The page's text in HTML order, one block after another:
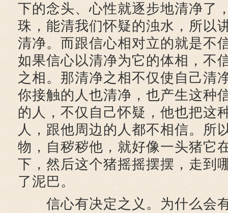
下的念头、心性就逐步地清净了
珠，能清我们怀疑的浊水，所以
清净。而跟信心相对立的就是不
如果信心以清净为它的体相，不
之相。那清净之相不仅使自己清
你接触的人也清净，也产生这种
的人，不仅自己怀疑，他也把这
人，跟他周边的人都不相信。所
物，自秽秽他，就好像一头猪它
下，然后这个猪摇摇摆摆，走到
了泥巴。
信心有决定之义。为什么会